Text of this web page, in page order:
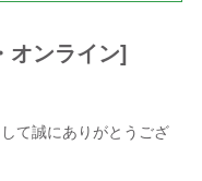
オンライン]
て誠にありがとうござ